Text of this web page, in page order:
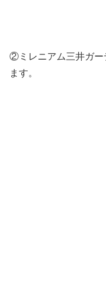
②ミレニアム三井ガー
ます。